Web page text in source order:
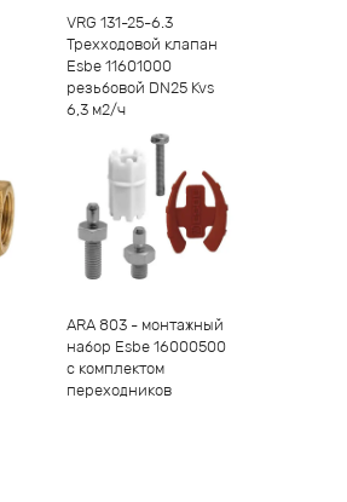
VRG 131-25-6.3
Трехходовой клапан
Esbe 11601000
резьбовой DN25 Kvs
6,3 м2/ч
ARA 803 - монтажный
набор Esbe 16000500
с комплектом
переходников